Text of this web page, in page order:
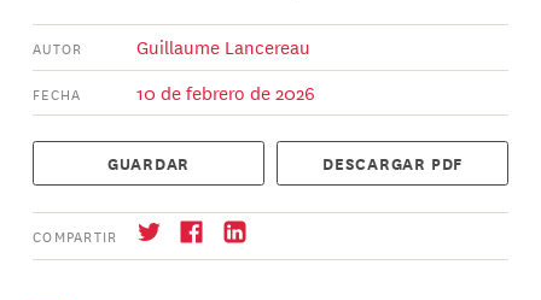
AUTOR Guillaume Lancereau
FECHA 10 de febrero de 2026
GUARDAR DESCARGAR PDF
COMPARTIR